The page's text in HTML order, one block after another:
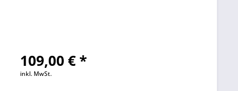
109,00 € *
inkl. MwSt.